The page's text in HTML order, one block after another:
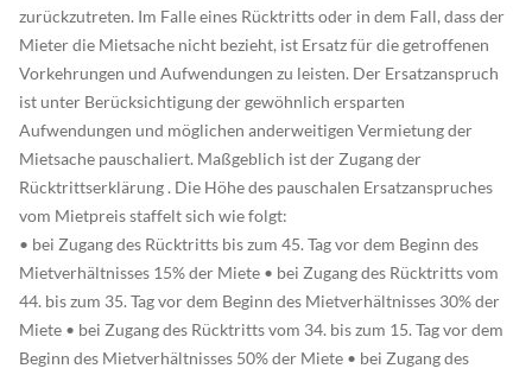
zurückzutreten. Im Falle eines Rücktritts oder in dem Fall, dass der
Mieter die Mietsache nicht bezieht, ist Ersatz für die getroffenen
Vorkehrungen und Aufwendungen zu leisten. Der Ersatzanspruch
ist unter Berücksichtigung der gewöhnlich ersparten
Aufwendungen und möglichen anderweitigen Vermietung der
Mietsache pauschaliert. Maßgeblich ist der Zugang der
Rücktrittserklärung . Die Höhe des pauschalen Ersatzanspruches
vom Mietpreis staffelt sich wie folgt:
• bei Zugang des Rücktritts bis zum 45. Tag vor dem Beginn des
Mietverhältnisses 15% der Miete • bei Zugang des Rücktritts vom
44. bis zum 35. Tag vor dem Beginn des Mietverhältnisses 30% der
Miete • bei Zugang des Rücktritts vom 34. bis zum 15. Tag vor dem
Beginn des Mietverhältnisses 50% der Miete • bei Zugang des